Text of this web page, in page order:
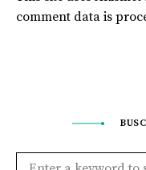
comment data is